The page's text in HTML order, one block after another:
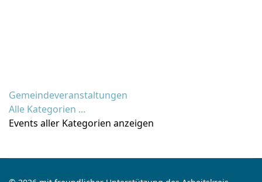
Gemeindeveranstaltungen
Alle Kategorien ...
Events aller Kategorien anzeigen